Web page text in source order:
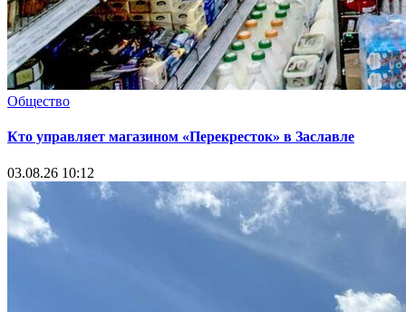
Общество
Кто управляет магазином «Перекресток» в Заславле
03.08.26 10:12